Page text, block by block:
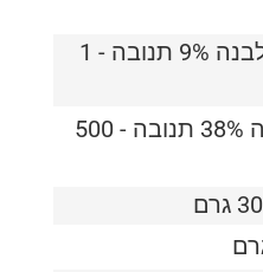
2 גביעים גדולים גבינת לבנה 9% תנובה - 1
מארז גדול שמנת מתוקה 38% תנובה - 500